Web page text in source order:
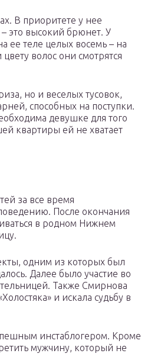
В приоритете у нее
это высокий брюнет. У
ее теле целых восемь – на
волос они смотрятся
но и веселых тусовок,
способных на поступки.
девушке для того
квартиры ей не хватает
за все время
После окончания
в родном Нижнем
одним из которых был
Далее было участие во
Также Смирнова
и искала судьбу в
инстаблогером. Кроме
мужчину, который не